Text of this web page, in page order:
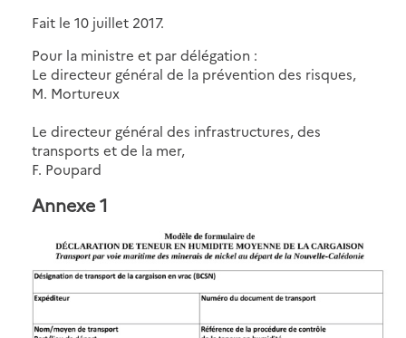
Fait le 10 juillet 2017.
Pour la ministre et par délégation :
Le directeur général de la prévention des risques,
M. Mortureux
Le directeur général des infrastructures, des
transports et de la mer,
F. Poupard
Annexe 1